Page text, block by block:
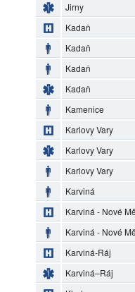
Jirny
Kadaň
Kadaň
Kadaň
Kadaň
Kamenice
Karlovy Vary
Karlovy Vary
Karlovy Vary
Karviná
Karviná - Nové
Karviná - Nové
Karviná-Ráj
Karviná–Ráj